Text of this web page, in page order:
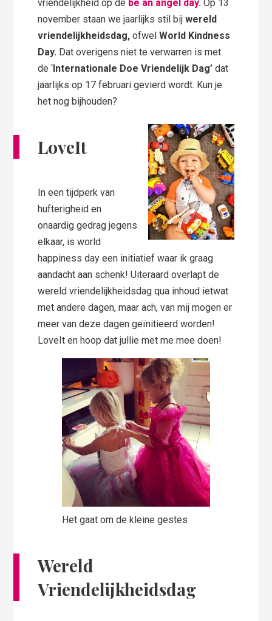
vriendelijkheid op de be an angel day.Op 13
november staan we jaarlijks stil bijwereld
vriendelijkheidsdag, ofwelWorld Kindness
Day. Dat overigens niet te verwarren is met
de ‘ Internationale Doe Vriendelijk Dag’dat
jaarlijks op 17 februari gevierd wordt. Kun je
het nog bijhouden?
LoveIt
In een tijdperk van
hufterigheid en
onaardig gedrag jegens
elkaar, is world
happiness day een initiatief waar ik graag
aandacht aan schenk! Uiteraard overlapt de
wereld vriendelijkheidsdag qua inhoud ietwat
met andere dagen, maar ach, van mij mogen er
meer van deze dagen geïnitieerd worden!
LoveIt en hoop dat jullie met me mee doen!
Het gaat om de kleine gestes
Wereld
Vriendelijkheidsdag